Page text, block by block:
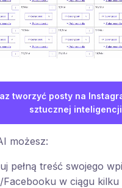
tworzyć posty na
sztucznej inteligencji
możesz:
pełną treść swojego
Facebooku w ciągu kilku